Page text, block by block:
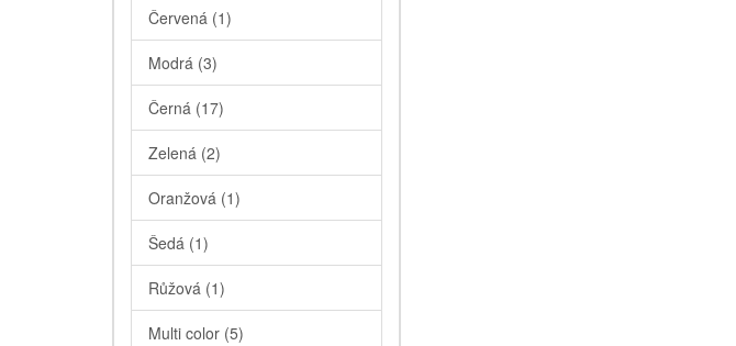
Červená (1)
Modrá (3)
Černá (17)
Zelená (2)
Oranžová (1)
Šedá (1)
Růžová (1)
Multi color (5)